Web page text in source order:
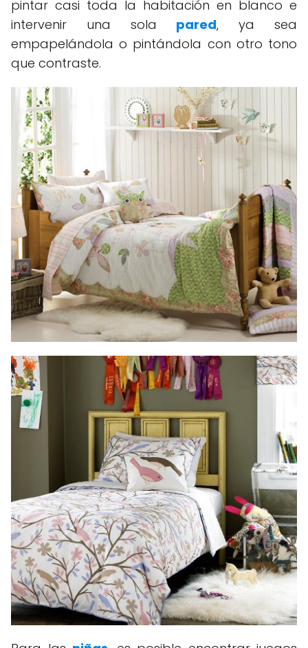
pintar casi toda la habitación en blanco e
intervenir una sola pared, ya sea
empapelándola o pintándola con otro tono
que contraste.